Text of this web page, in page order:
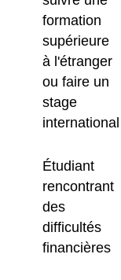
formation
supérieure
à l'étranger
ou faire un
stage
international
Étudiant
rencontrant
des
difficultés
financières